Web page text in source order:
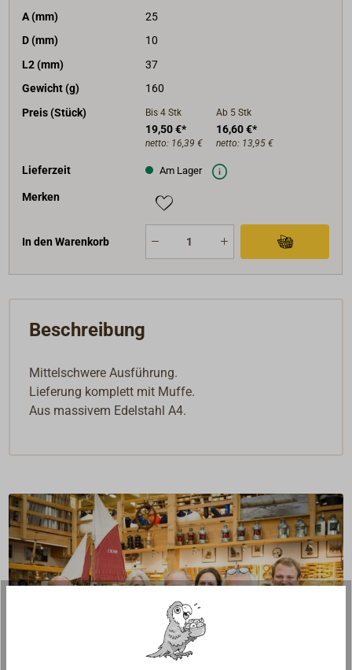
A (mm)
25
D (mm)
10
L2 (mm)
37
Gewicht (g)
160
Preis (Stück)
Bis 4 Stk
19,50 €*
netto: 16,39 €
Ab 5 Stk
16,60 €*
netto: 13,95 €
Lieferzeit Am Lager
Merken
In den Warenkorb
Beschreibung
Mittelschwere Ausführung.
Lieferung komplett mit Muffe.
Aus massivem Edelstahl A4.